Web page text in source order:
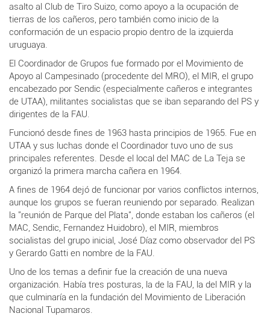
asalto al Club de Tiro Suizo, como apoyo a la ocupación de
tierras de los cañeros, pero también como inicio de la
conformación de un espacio propio dentro de la izquierda
uruguaya.
El Coordinador de Grupos fue formado por el Movimiento de
Apoyo al Campesinado (procedente del MRO), el MIR, el grupo
encabezado por Sendic (especialmente cañeros e integrantes
de UTAA), militantes socialistas que se iban separando del PS y
dirigentes de la FAU.
Funcionó desde fines de 1963 hasta principios de 1965. Fue en
UTAA y sus luchas donde el Coordinador tuvo uno de sus
principales referentes. Desde el local del MAC de La Teja se
organizó la primera marcha cañera en 1964.
A fines de 1964 dejó de funcionar por varios conflictos internos,
aunque los grupos se fueran reuniendo por separado. Realizan
la "reunión de Parque del Plata", donde estaban los cañeros (el
MAC, Sendic, Fernandez Huidobro), el MIR, miembros
socialistas del grupo inicial, José Díaz como observador del PS
y Gerardo Gatti en nombre de la FAU.
Uno de los temas a definir fue la creación de una nueva
organización. Había tres posturas, la de la FAU, la del MIR y la
que culminaría en la fundación del Movimiento de Liberación
Nacional Tupamaros.